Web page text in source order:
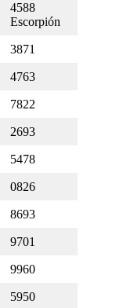
4588
Escorpión
3871
4763
7822
2693
5478
0826
8693
9701
9960
5950